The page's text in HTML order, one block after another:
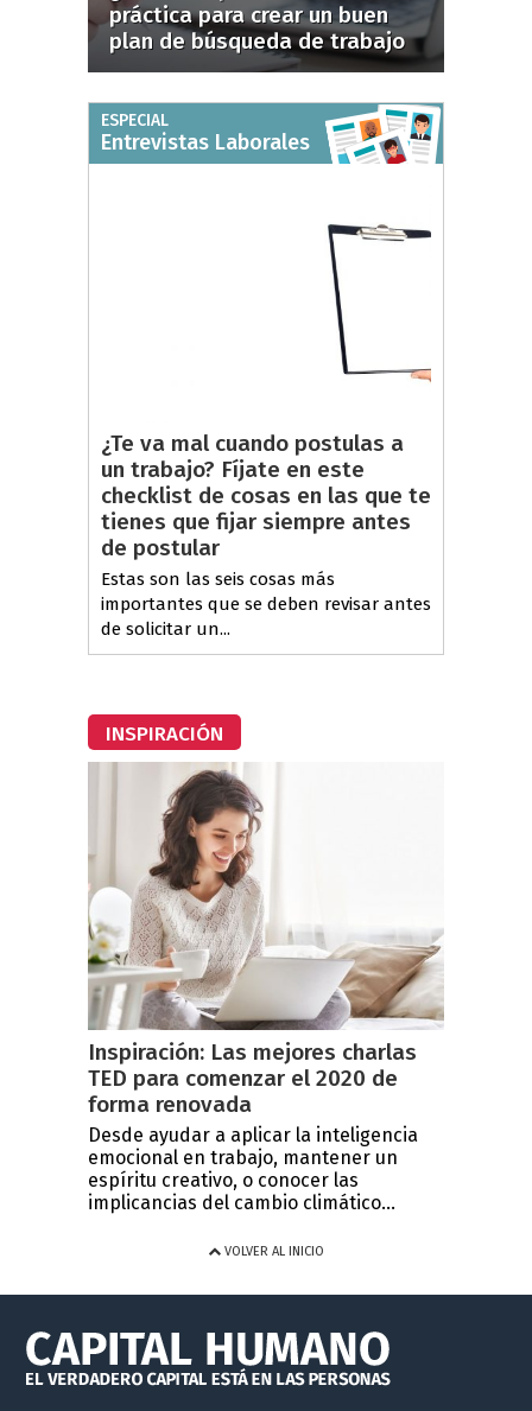
práctica para crear un buen
plan de búsqueda de trabajo
ESPECIAL
Entrevistas Laborales
¿Te va mal cuando postulas a
un trabajo? Fíjate en este
checklist de cosas en las que te
tienes que fijar siempre antes
de postular
Estas son las seis cosas más
importantes que se deben revisar antes
de solicitar un...
INSPIRACIÓN
Inspiración: Las mejores charlas
TED para comenzar el 2020 de
forma renovada
Desde ayudar a aplicar la inteligencia
emocional en trabajo, mantener un
espíritu creativo, o conocer las
implicancias del cambio climático...
VOLVER AL INICIO